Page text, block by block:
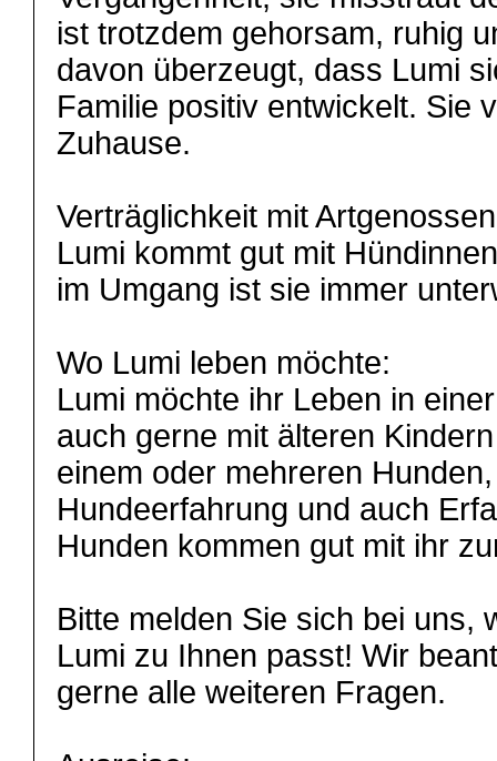
ist trotzdem gehorsam, ruhig
davon überzeugt, dass Lumi
Familie positiv entwickelt. Sie
Zuhause.
Verträglichkeit mit
Lumi kommt gut mit
im Umgang ist sie immer
Wo Lumi leben möchte:
Lumi möchte ihr Leben in
auch gerne mit älteren
einem oder mehreren
Hundeerfahrung und auch
Hunden kommen gut mit ihr
Bitte melden Sie sich bei uns,
Lumi zu Ihnen passt! Wir
gerne alle weiteren Fragen.